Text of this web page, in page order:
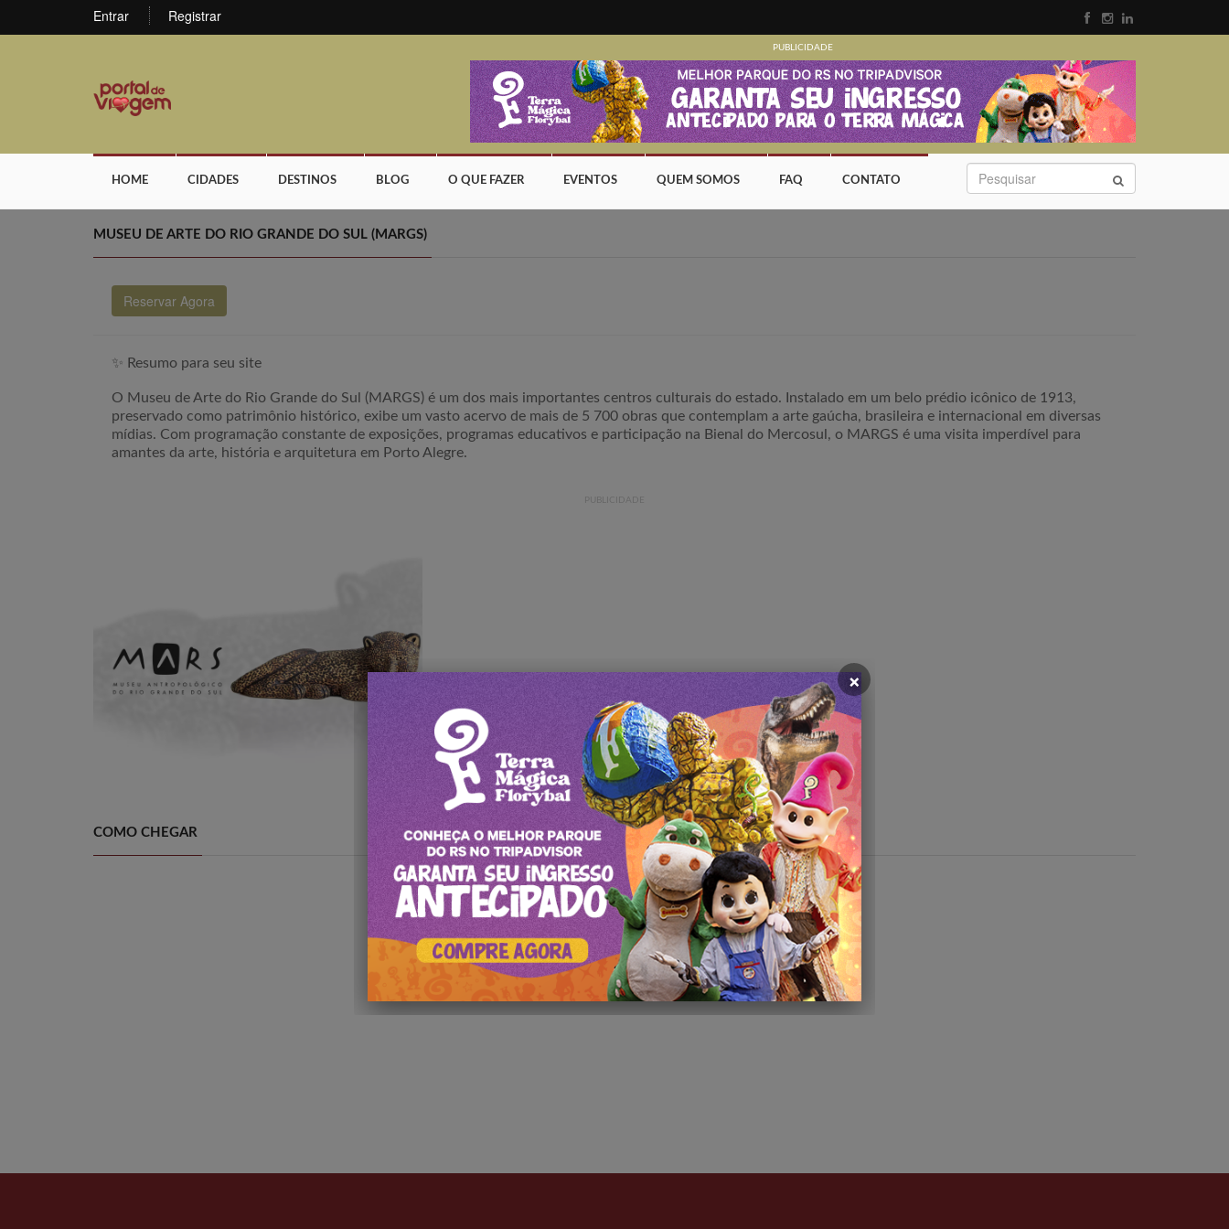
Entrar Registrar
PUBLICIDADE
HOME CIDADES DESTINOS BLOG O QUE FAZER EVENTOS QUEM SOMOS FAQ CONTATO
MUSEU DE ARTE DO RIO GRANDE DO SUL (MARGS)
Reservar Agora
✨ Resumo para seu site
O Museu de Arte do Rio Grande do Sul (MARGS) é um dos mais importantes centros culturais do estado. Instalado em um belo prédio icônico de 1913,
preservado como patrimônio histórico, exibe um vasto acervo de mais de 5 700 obras que contemplam a arte gaúcha, brasileira e internacional em diversas
mídias. Com programação constante de exposições, programas educativos e participação na Bienal do Mercosul, o MARGS é uma visita imperdível para
amantes da arte, história e arquitetura em Porto Alegre.
PUBLICIDADE
COMO CHEGAR
×